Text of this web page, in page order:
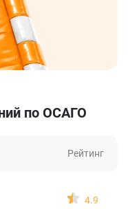
по ОСАГО
Рейтинг
4.9